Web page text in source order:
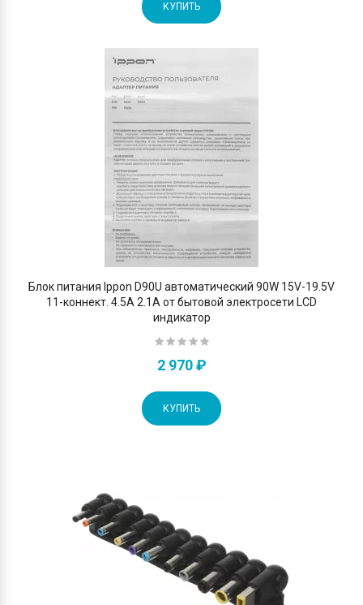
КУПИТЬ
Блок питания Ippon D90U автоматический 90W 15V-19.5V
11-коннект. 4.5A 2.1A от бытовой электросети LСD
индикатор
2 970 ₽
КУПИТЬ